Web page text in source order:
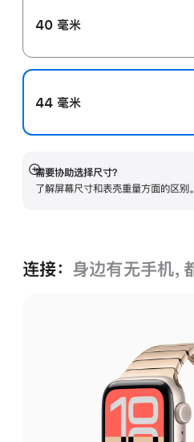
40 毫米
44 毫米
需要协助选择尺寸？
了解屏幕尺寸和表壳重量方面的区别。
展
开
连接： 身边有无手机，